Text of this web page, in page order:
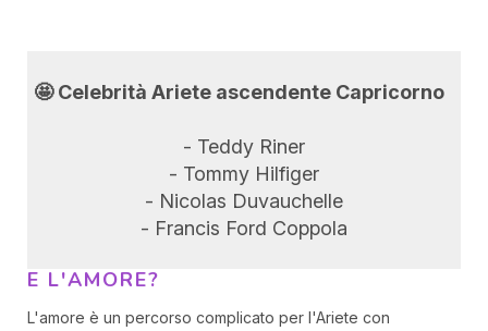
🤩 Celebrità Ariete ascendente Capricorno
- Teddy Riner
- Tommy Hilfiger
- Nicolas Duvauchelle
- Francis Ford Coppola
E L'AMORE?
L'amore è un percorso complicato per l'Ariete con